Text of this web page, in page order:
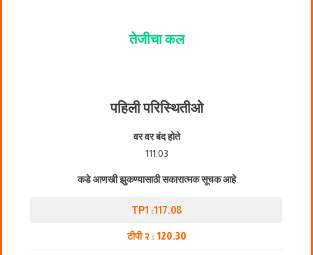
तेजीचा कल
पहिली परिस्थितीओ
वर वर बंद होते
111.03
कडे आणखी झुकण्यासाठी सकारात्मक सूचक आहे
TP1 :117.08
टीपी २ : 120.30